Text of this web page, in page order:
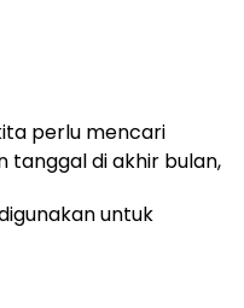
perlu mencari
tanggal di akhir bulan,
untuk